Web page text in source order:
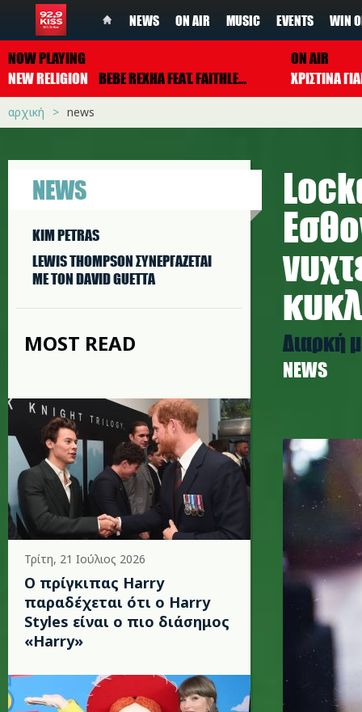
NEWS ON AIR MUSIC EVENTS WIN
NOW PLAYING
NEW RELIGION
BEBE REXHA FEAT. FAITHLESS
ON AIR
ΧΡΙΣΤΙΝΑ
αρχική news
NEWS
KIM PETRAS
LEWIS THOMPSON ΣΥΝΕΡΓAΖΕΤΑΙ
ΜΕ ΤΟΝ DAVID GUETTA
MOST READ
Τρίτη, 21 Ιούλιος 2026
Ο πρίγκιπας Harry
παραδέχεται ότι ο Harry
Styles είναι ο πιο διάσημος
«Harry»
Διαρκή
NEWS